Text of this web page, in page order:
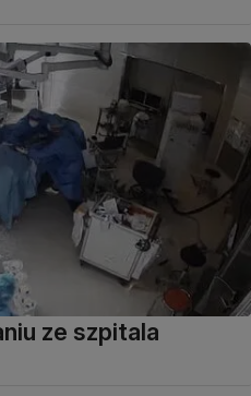
ze szpitala